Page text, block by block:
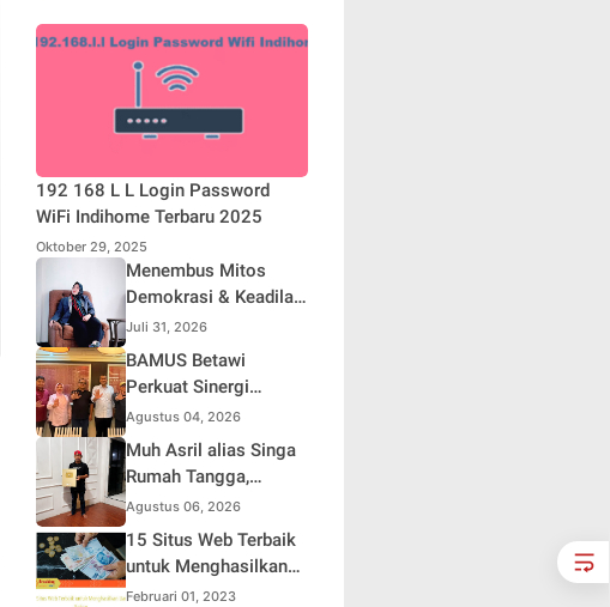
192 168 L L Login Password
WiFi Indihome Terbaru 2025
Oktober 29, 2025
Menembus Mitos
Demokrasi & Keadilan
Sosial: Adv. Fara
Fariha Rodliyana
Soroti Distorsi
Simpati Publik dan
Aksi Main Hakim
Sendiri
Juli 31, 2026
BAMUS Betawi
Perkuat Sinergi
dengan Polda Metro
Jaya, Tegaskan
Komitmen Menjaga
Jakarta Aman, Damai,
dan Kondusif Jelang
HUT ke-81 Republik
Indonesia
Agustus 04, 2026
Muh Asril alias Singa
Rumah Tangga,
Kreator Kocak yang
Jago Bikin Kisah
Suami Takut Istri Jadi
Agustus 06, 2026
15 Situs Web Terbaik
untuk Menghasilkan
Uang Online
Februari 01, 2023